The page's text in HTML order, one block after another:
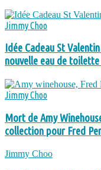
Jimmy Choo
Idée Cadeau St
nouvelle eau de
Jimmy Choo
Mort de Amy
collection pour Fred
Jimmy Choo